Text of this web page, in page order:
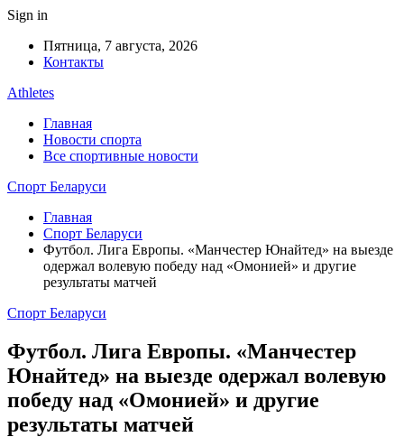
Sign in
Пятница, 7 августа, 2026
Контакты
Athletes
Главная
Новости спорта
Все спортивные новости
Спорт Беларуси
Главная
Спорт Беларуси
Футбол. Лига Европы. «Манчестер Юнайтед» на выезде
одержал волевую победу над «Омонией» и другие
результаты матчей
Спорт Беларуси
Футбол. Лига Европы. «Манчестер
Юнайтед» на выезде одержал волевую
победу над «Омонией» и другие
результаты матчей